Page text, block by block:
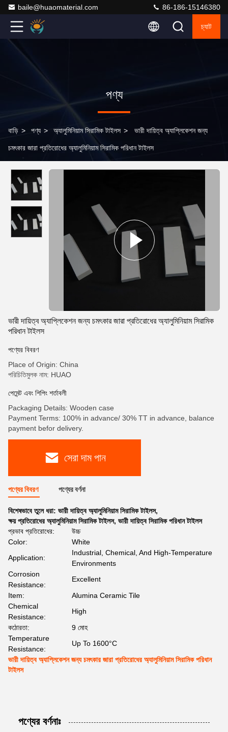
baile@huaomaterial.com 86-186-15146380
চ্যাট
পণ্য
বাড়ি > পণ্য > অ্যালুমিনিয়াম সিরামিক টাইলস > ভারী দায়িত্ব অ্যাপ্লিকেশন জন্য
চমৎকার জারা প্রতিরোধের অ্যালুমিনিয়াম সিরামিক পরিধান টাইলস
ভারী দায়িত্ব অ্যাপ্লিকেশন জন্য চমৎকার জারা প্রতিরোধের অ্যালুমিনিয়াম সিরামিক
পরিধান টাইলস
পণ্যের বিবরণ
Place of Origin: China
পরিচিতিমুলক নাম: HUAO
পেমেন্ট এবং শিপিং শর্তাবলী
Packaging Details: Wooden case
Payment Terms: 100% in advance/ 30% TT in advance, balance
payment befor delivery.
সেরা দাম পান
পণ্যের বিবরণ পণ্যের বর্ণনা
বিশেষভাবে তুলে ধরা: ভারী দায়িত্ব অ্যালুমিনিয়াম সিরামিক টাইলস,
ক্ষয় প্রতিরোধের অ্যালুমিনিয়াম সিরামিক টাইলস, ভারী দায়িত্ব সিরামিক পরিধান টাইলস
প্রভাব প্রতিরোধের:
উচ্চ
Color:
White
Application:
Industrial, Chemical, And High-Temperature
Environments
Corrosion
Resistance:
Excellent
Item:
Alumina Ceramic Tile
Chemical
Resistance:
High
কঠোরতা:
9 মোহ
Temperature
Resistance:
Up To 1600°C
ভারী দায়িত্ব অ্যাপ্লিকেশন জন্য চমৎকার জারা প্রতিরোধের অ্যালুমিনিয়াম সিরামিক পরিধান
টাইলস
পণ্যের বর্ণনাঃ